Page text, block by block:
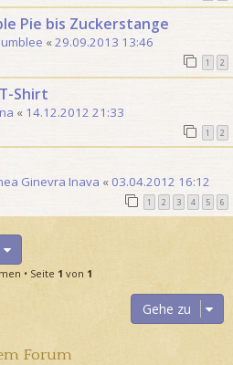
Pie bis Zuckerstange
«29.09.2013 13:46
1 2
Shirt
« 14.12.2012 21:33
1 2
Ginevra Inava « 03.04.2012 16:12
1 2 3 4 5 6
• Seite 1 von 1
Gehe zu
Forum